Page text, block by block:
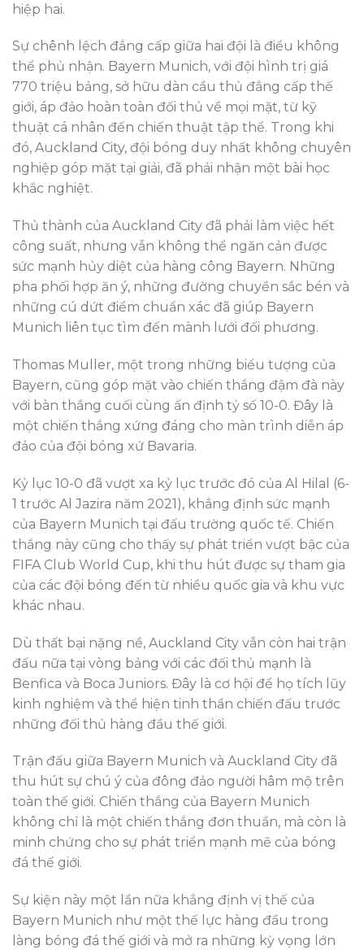
hiệp hai.
Sự chênh lệch đẳng cấp giữa hai đội là điều không
thể phủ nhận. Bayern Munich, với đội hình trị giá
770 triệu bảng, sở hữu dàn cầu thủ đẳng cấp thế
giới, áp đảo hoàn toàn đối thủ về mọi mặt, từ kỹ
thuật cá nhân đến chiến thuật tập thể. Trong khi
đó, Auckland City, đội bóng duy nhất không chuyên
nghiệp góp mặt tại giải, đã phải nhận một bài học
khắc nghiệt.
Thủ thành của Auckland City đã phải làm việc hết
công suất, nhưng vẫn không thể ngăn cản được
sức mạnh hủy diệt của hàng công Bayern. Những
pha phối hợp ăn ý, những đường chuyền sắc bén và
những cú dứt điểm chuẩn xác đã giúp Bayern
Munich liên tục tìm đến mành lưới đối phương.
Thomas Muller, một trong những biểu tượng của
Bayern, cũng góp mặt vào chiến thắng đậm đà này
với bàn thắng cuối cùng ấn định tỷ số 10-0. Đây là
một chiến thắng xứng đáng cho màn trình diễn áp
đảo của đội bóng xứ Bavaria.
Kỷ lục 10-0 đã vượt xa kỷ lục trước đó của Al Hilal (6-
1 trước Al Jazira năm 2021), khẳng định sức mạnh
của Bayern Munich tại đấu trường quốc tế. Chiến
thắng này cũng cho thấy sự phát triển vượt bậc của
FIFA Club World Cup, khi thu hút được sự tham gia
của các đội bóng đến từ nhiều quốc gia và khu vực
khác nhau.
Dù thất bại nặng nề, Auckland City vẫn còn hai trận
đấu nữa tại vòng bảng với các đối thủ mạnh là
Benfica và Boca Juniors. Đây là cơ hội để họ tích lũy
kinh nghiệm và thể hiện tinh thần chiến đấu trước
những đối thủ hàng đầu thế giới.
Trận đấu giữa Bayern Munich và Auckland City đã
thu hút sự chú ý của đông đảo người hâm mộ trên
toàn thế giới. Chiến thắng của Bayern Munich
không chỉ là một chiến thắng đơn thuần, mà còn là
minh chứng cho sự phát triển mạnh mẽ của bóng
đá thế giới.
Sự kiện này một lần nữa khẳng định vị thế của
Bayern Munich như một thế lực hàng đầu trong
làng bóng đá thế giới và mở ra những kỳ vọng lớn